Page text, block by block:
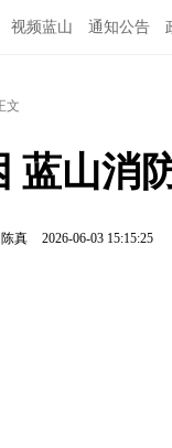
视频蓝山 通知公告
文
蓝山消
真 2026-06-03 15:15:25